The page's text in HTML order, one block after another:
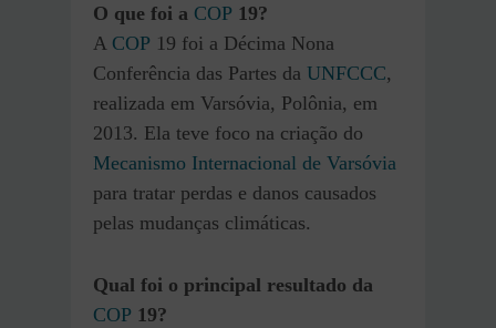
O que foi a COP 19?
A COP 19 foi a Décima Nona
Conferência das Partes da UNFCCC,
realizada em Varsóvia, Polônia, em
2013. Ela teve foco na criação do
Mecanismo Internacional de Varsóvia
para tratar perdas e danos causados
pelas mudanças climáticas.
Qual foi o principal resultado da
COP 19?